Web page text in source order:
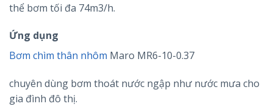
thể bơm tối đa 74m3/h.
Ứng dụng
Bơm chìm thân nhôm Maro MR6-10-0.37
chuyên dùng bơm thoát nước ngập như nước mưa cho
gia đình đô thị.